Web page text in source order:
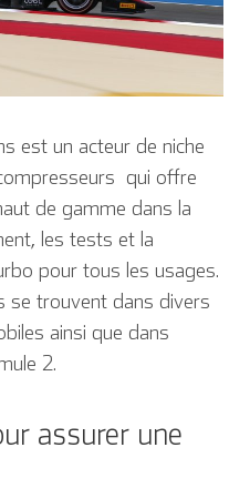
est un acteur de niche
qui offre
de gamme dans la
les tests et la
pour tous les usages.
se trouvent dans divers
ainsi que dans
2.
assurer une